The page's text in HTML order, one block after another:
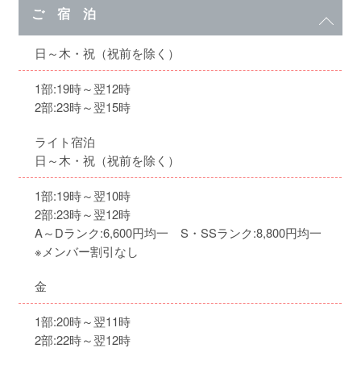
ご 宿 泊
日～木・祝（祝前を除く）
1部:19時～翌12時
2部:23時～翌15時
ライト宿泊
日～木・祝（祝前を除く）
1部:19時～翌10時
2部:23時～翌12時
A～Dランク:6,600円均一 S・SSランク:8,800円均一
※メンバー割引なし
金
1部:20時～翌11時
2部:22時～翌12時